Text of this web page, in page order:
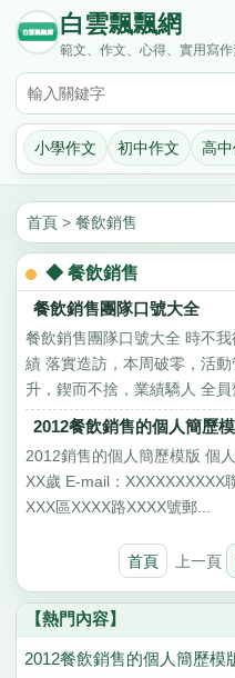
白雲飄飄網
範文、作文、心得、實用寫
小學作文 初中作文 高
首頁 >餐飲銷售
◆ 餐飲銷售
餐飲銷售團隊口號大全
餐飲銷售團隊口號大全 時不
績 落實造訪，本周破零，活
升，鍥而不捨，業績驕人 全
2012餐飲銷售的個人簡歷
2012銷售的個人簡歷模版 個
XX歲 E-mail：XXXXXXXXXX
XXX區XXXX路XXXX號郵...
首頁 上一頁
【熱門內容】
2012餐飲銷售的個人簡歷模